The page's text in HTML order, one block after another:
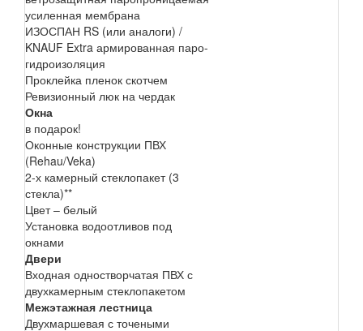
усиленная мембрана
ИЗОСПАН RS (или аналоги) /
KNAUF Extra армированная паро-
гидроизоляция
Проклейка пленок скотчем
Ревизионный люк на чердак
Окна
в подарок!
Оконные конструкции ПВХ
(Rehau/Veka)
2-х камерный стеклопакет (3
стекла)**
Цвет – белый
Установка водоотливов под
окнами
Двери
Входная одностворчатая ПВХ с
двухкамерным стеклопакетом
Межэтажная лестница
Двухмаршевая с точеными